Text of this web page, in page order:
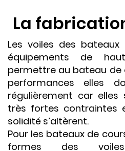
La
Les voiles des
équipements de
permettre au bateau de
performances elles
régulièrement car
très fortes contraintes
solidité s’altèrent.
Pour les bateaux de
formes des